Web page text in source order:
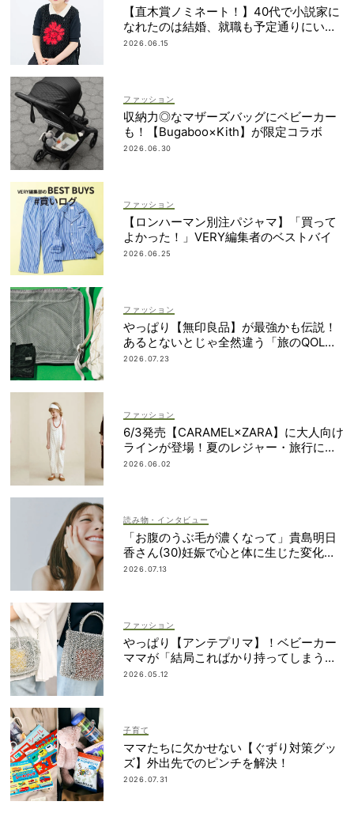
【直木賞ノミネート！】40代で小説家に
なれたのは結婚、就職も予定通りにいか
なかったから｜朝倉かすみさん
2026.06.15
ファッション
収納力◎なマザーズバッグにベビーカー
も！【Bugaboo×Kith】が限定コラボ
2026.06.30
ファッション
【ロンハーマン別注パジャマ】「買って
よかった！」VERY編集者のベストバイ
2026.06.25
ファッション
やっぱり【無印良品】が最強かも伝説！
あるとないとじゃ全然違う「旅のQOL爆
上げアイテム」
2026.07.23
ファッション
6/3発売【CARAMEL×ZARA】に大人向け
ラインが登場！夏のレジャー・旅行にも
おすすめ
2026.06.02
読み物・インタビュー
「お腹のうぶ毛が濃くなって」貴島明日
香さん(30)妊娠で心と体に生じた変化も
「愛しいです」
2026.07.13
ファッション
やっぱり【アンテプリマ】！ベビーカー
ママが「結局こればかり持ってしまう」
納得の理由
2026.05.12
子育て
ママたちに欠かせない【ぐずり対策グッ
ズ】外出先でのピンチを解決！
2026.07.31